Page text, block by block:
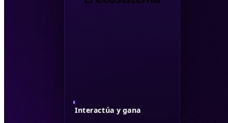
Interactúa y gana